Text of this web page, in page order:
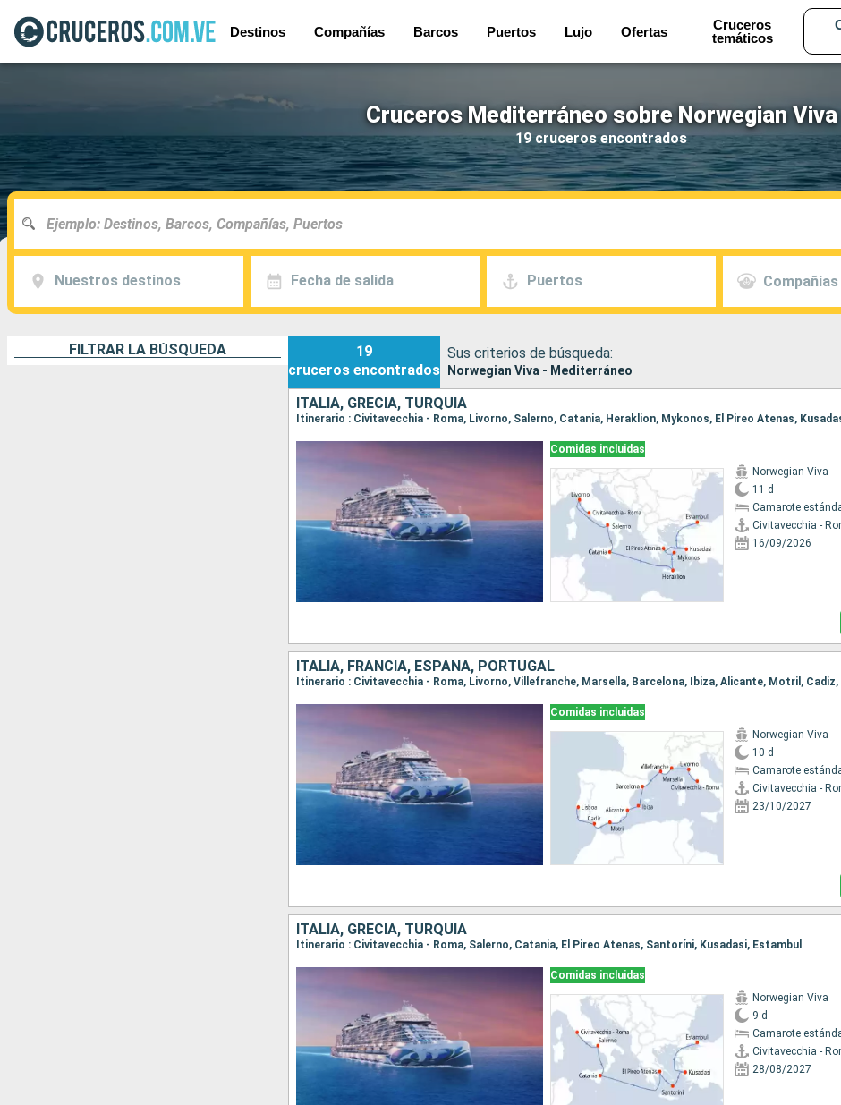
Destinos Compañías Barcos Puertos Lujo Ofertas
Cruceros
temáticos
Cruceros Mediterráneo sobre Norwegian Viva
19 cruceros encontrados
Nuestros destinos Fecha de salida Puertos Compañías
FILTRAR LA BÚSQUEDA
19
cruceros encontrados
Sus criterios de búsqueda:
Norwegian Viva - Mediterráneo
ITALIA, GRECIA, TURQUÍA
Comidas incluidas
Norwegian Viva
11 d
Camarote
Civitavecchia -
16/09/2026
ITALIA, FRANCIA, ESPAÑA, PORTUGAL
Comidas incluidas
Norwegian Viva
10 d
Camarote
Civitavecchia -
23/10/2027
ITALIA, GRECIA, TURQUÍA
Itinerario : Civitavecchia - Roma, Salerno, Catania, El Pireo Atenas, Santoríni, Kusadasi, Estambul
Comidas incluidas
Norwegian Viva
9 d
Camarote
Civitavecchia -
28/08/2027